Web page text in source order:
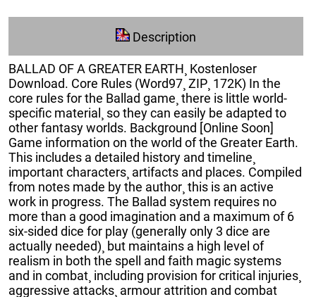
Description
BALLAD OF A GREATER EARTH¸ Kostenloser
Download. Core Rules (Word97¸ ZIP¸ 172K) In the
core rules for the Ballad game¸ there is little world-
specific material¸ so they can easily be adapted to
other fantasy worlds. Background [Online Soon]
Game information on the world of the Greater Earth.
This includes a detailed history and timeline¸
important characters¸ artifacts and places. Compiled
from notes made by the author¸ this is an active
work in progress. The Ballad system requires no
more than a good imagination and a maximum of 6
six-sided dice for play (generally only 3 dice are
actually needed)¸ but maintains a high level of
realism in both the spell and faith magic systems
and in combat¸ including provision for critical injuries¸
aggressive attacks¸ armour attrition and combat